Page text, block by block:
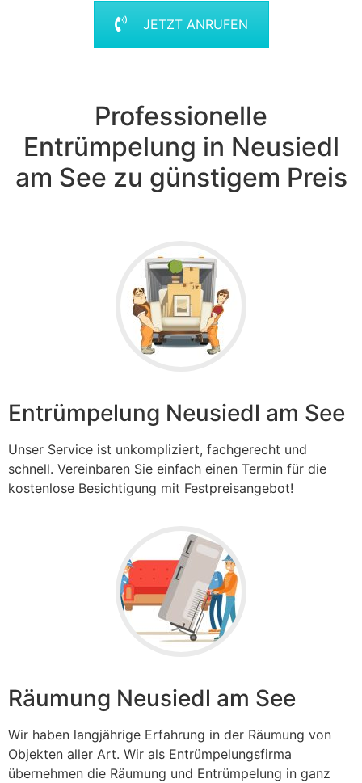
JETZT ANRUFEN
Professionelle
Entrümpelung in Neusiedl
am See zu günstigem Preis
Entrümpelung Neusiedl am See
Unser Service ist unkompliziert, fachgerecht und
schnell. Vereinbaren Sie einfach einen Termin für die
kostenlose Besichtigung mit Festpreisangebot!
Räumung Neusiedl am See
Wir haben langjährige Erfahrung in der Räumung von
Objekten aller Art. Wir als Entrümpelungsfirma
übernehmen die Räumung und Entrümpelung in ganz